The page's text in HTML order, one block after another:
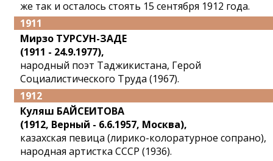
же так и осталось стоять 15 сентября 1912 года.
1911
Мирзо ТУРСУН-ЗАДЕ
(1911 - 24.9.1977),
народный поэт Таджикистана, Герой
Социалистического Труда (1967).
1912
Куляш БАЙСЕИТОВА
(1912, Верный - 6.6.1957, Москва),
казахская певица (лирико-колоратурное сопрано),
народная артистка СССР (1936).